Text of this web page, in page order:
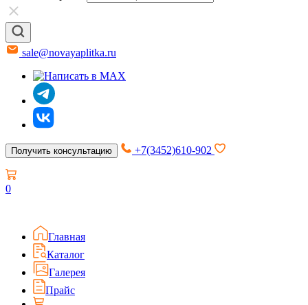
sale@novayaplitka.ru
Получить консультацию +7(3452)610-902
0
Главная
Каталог
Галерея
Прайс